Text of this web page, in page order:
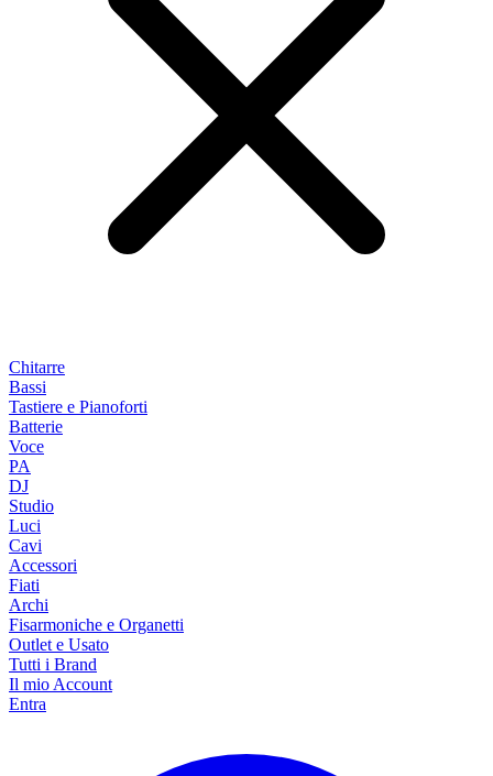
Chitarre
Bassi
Tastiere e Pianoforti
Batterie
Voce
PA
DJ
Studio
Luci
Cavi
Accessori
Fiati
Archi
Fisarmoniche e Organetti
Outlet e Usato
Tutti i Brand
Il mio Account
Entra